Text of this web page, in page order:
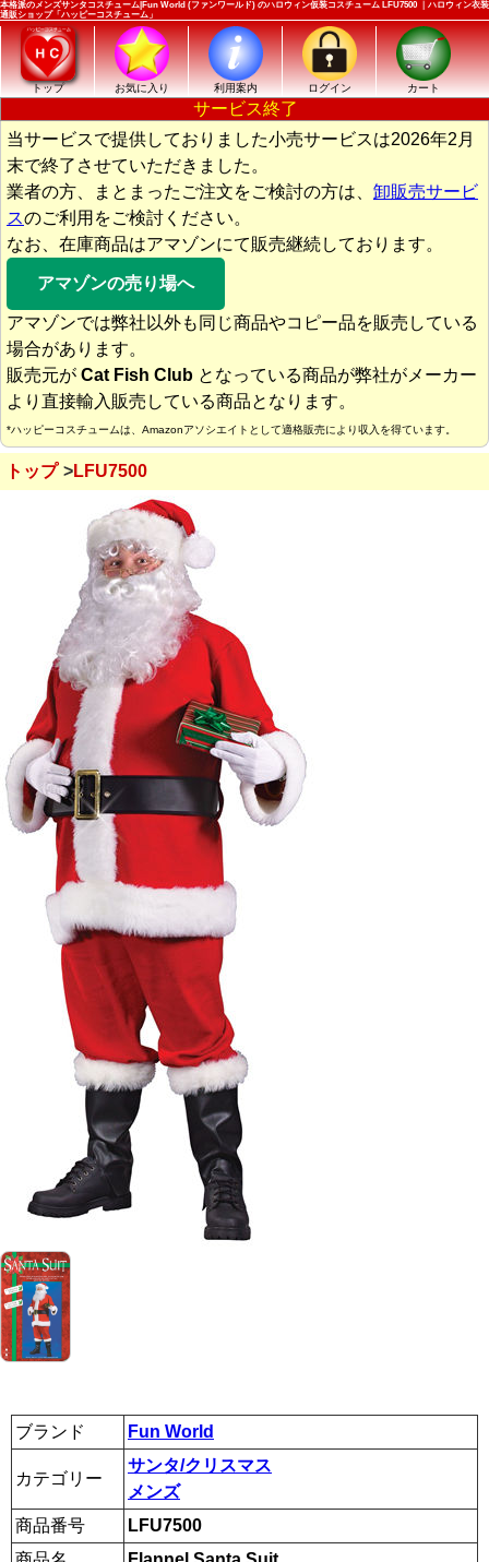
本格派のメンズサンタコスチューム|Fun World (ファンワールド) のハロウィン仮装コスチューム LFU7500 ｜ハロウィン衣装
通販ショップ「ハッピーコスチューム」
トップ お気に入り 利用案内 ログイン カート
サービス終了
当サービスで提供しておりました小売サービスは2026年2月
末で終了させていただきました。
業者の方、まとまったご注文をご検討の方は、 卸販売サービ
スのご利用をご検討ください。
なお、在庫商品はアマゾンにて販売継続しております。
アマゾンの売り場へ
アマゾンでは弊社以外も同じ商品やコピー品を販売している
場合があります。
販売元が Cat Fish Club となっている商品が弊社がメーカー
より直接輸入販売している商品となります。
*ハッピーコスチュームは、Amazonアソシエイトとして適格販売により収入を得ています。
トップ LFU7500
ブランド Fun World
カテゴリー
サンタ/クリスマス
メンズ
商品番号
LFU7500